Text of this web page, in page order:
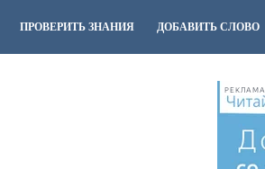
ПРОВЕРИТЬ ЗНАНИЯ ДОБАВИТЬ СЛОВО
РЕКЛАМА